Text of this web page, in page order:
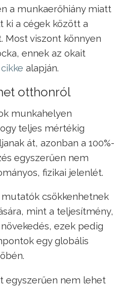
a munkaerőhiány miatt
ki a cégek között a
Most viszont könnyen
ennek az okait
cikke alapján.
otthonról
munkahelyen
teljes mértékig
át, azonban a 100%-
egyszerűen nem
fizikai jelenlét.
csökkenhetnek
mint a teljesítmény,
ezek pedig
egy globális
egyszerűen nem lehet